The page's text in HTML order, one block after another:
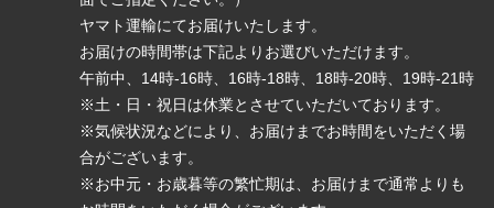
ヤマト運輸にてお届けいたします。
お届けの時間帯は下記よりお選びいただけます。
午前中、14時-16時、16時-18時、18時-20時、19時-21時
※土・日・祝日は休業とさせていただいております。
※気候状況などにより、お届けまでお時間をいただく場
合がございます。
※お中元・お歳暮等の繁忙期は、お届けまで通常よりも